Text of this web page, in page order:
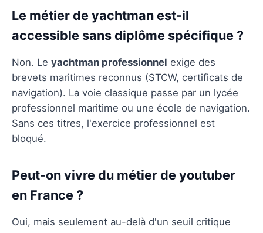
Le métier de yachtman est-il
accessible sans diplôme spécifique ?
Non. Le yachtman professionnel exige des
brevets maritimes reconnus (STCW, certificats de
navigation). La voie classique passe par un lycée
professionnel maritime ou une école de navigation.
Sans ces titres, l'exercice professionnel est
bloqué.
Peut-on vivre du métier de youtuber
en France ?
Oui, mais seulement au-delà d'un seuil critique